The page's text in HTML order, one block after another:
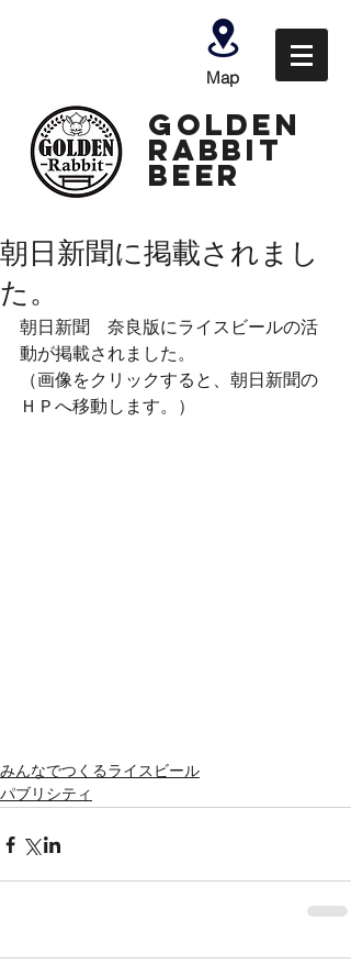
Map
GOLDEN
Rabbit
Beer
朝日新聞に掲載されまし
た。
朝日新聞　奈良版にライスビールの活
動が掲載されました。
（画像をクリックすると、朝日新聞の
ＨＰへ移動します。）
みんなでつくるライスビール
パブリシティ